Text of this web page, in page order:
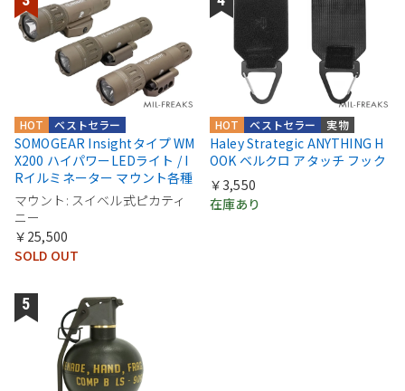
ベストセラー
HOT
SOMOGEAR Insightタイプ WM
X200 ハイパワーLEDライト / I
Rイルミネーター マウント各種
マウント: スイベル式ピカティ
ニー
￥25,500
SOLD OUT
実物
ベストセラー
HOT
Haley Strategic ANYTHING H
OOK ベルクロ アタッチ フック
￥3,550
在庫あり